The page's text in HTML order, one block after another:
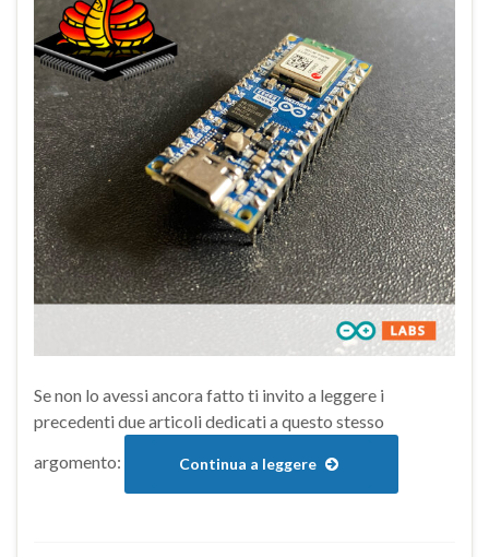
Se non lo avessi ancora fatto ti invito a leggere i
precedenti due articoli dedicati a questo stesso
argomento:
Continua a leggere